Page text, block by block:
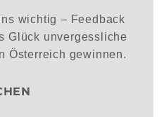
wichtig – Feedback
Glück unvergessliche
Österreich gewinnen.